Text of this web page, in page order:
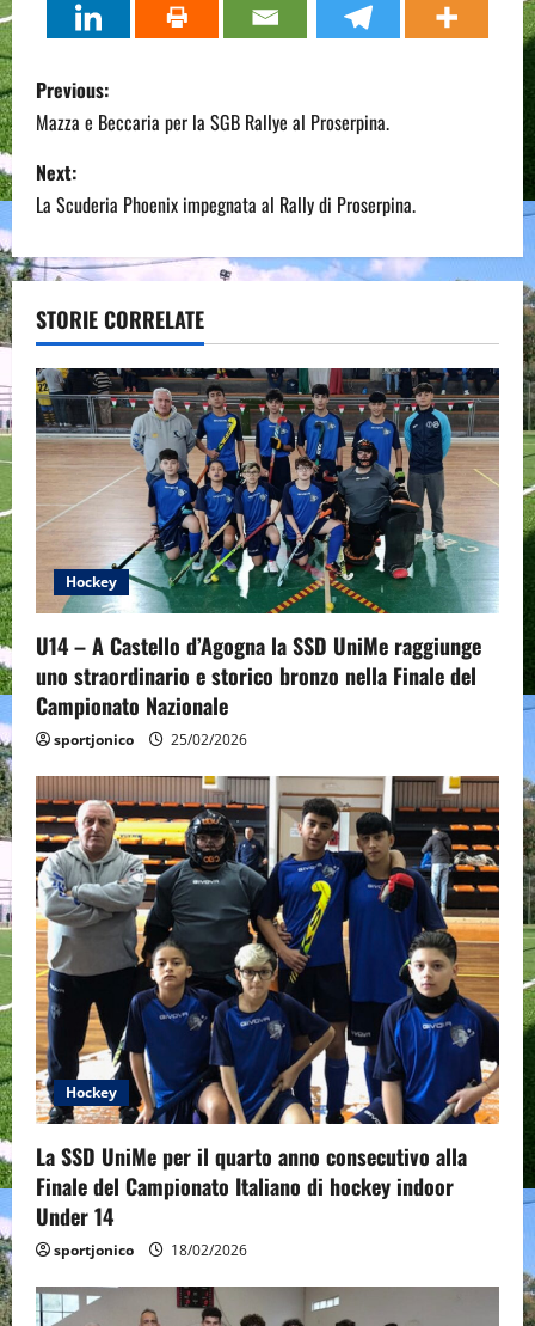
P
o
s
t
n
a
v
i
g
a
t
i
o
n
Previous:
Mazza e Beccaria per la SGB Rallye al Proserpina.
Next:
La Scuderia Phoenix impegnata al Rally di Proserpina.
STORIE CORRELATE
Hockey
U14 – A Castello d’Agogna la SSD UniMe raggiunge
uno straordinario e storico bronzo nella Finale del
Campionato Nazionale
sportjonico 25/02/2026
Hockey
La SSD UniMe per il quarto anno consecutivo alla
Finale del Campionato Italiano di hockey indoor
Under 14
sportjonico 18/02/2026